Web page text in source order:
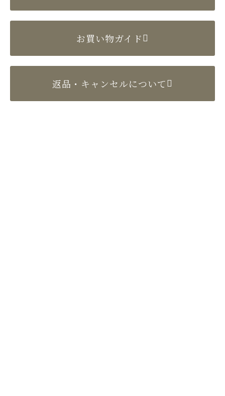
お買い物ガイド
返品・キャンセルについて